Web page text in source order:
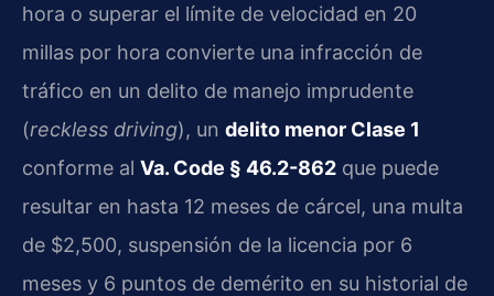
hora o superar el límite de velocidad en 20
millas por hora convierte una infracción de
tráfico en un delito de manejo imprudente
(reckless driving), un delito menor Clase 1
conforme al Va. Code § 46.2-862 que puede
resultar en hasta 12 meses de cárcel, una multa
de $2,500, suspensión de la licencia por 6
meses y 6 puntos de demérito en su historial de